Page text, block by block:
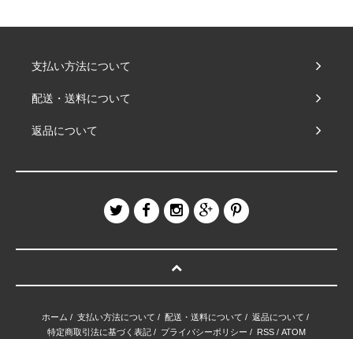
支払い方法について
配送・送料について
返品について
ホーム / 支払い方法について / 配送・送料について / 返品について /
特定商取引法に基づく表記 / プライバシーポリシー / RSS / ATOM